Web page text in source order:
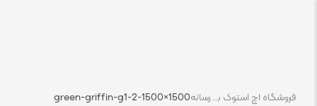
فروشگاه اچ استوک بازار انلاین تجهیزات کامپیوتر استوکرسانهgreen-griffin-g1-2-1500×1500